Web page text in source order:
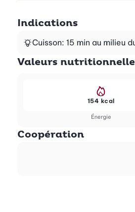
Indications
Cuisson: 15 min au milieu
Valeurs
Énergie
154 kcal
Coopération